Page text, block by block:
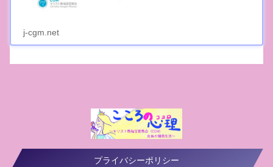
j-cgm.net
プライバシーポリシー